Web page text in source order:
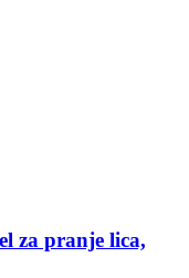
za pranje lica,